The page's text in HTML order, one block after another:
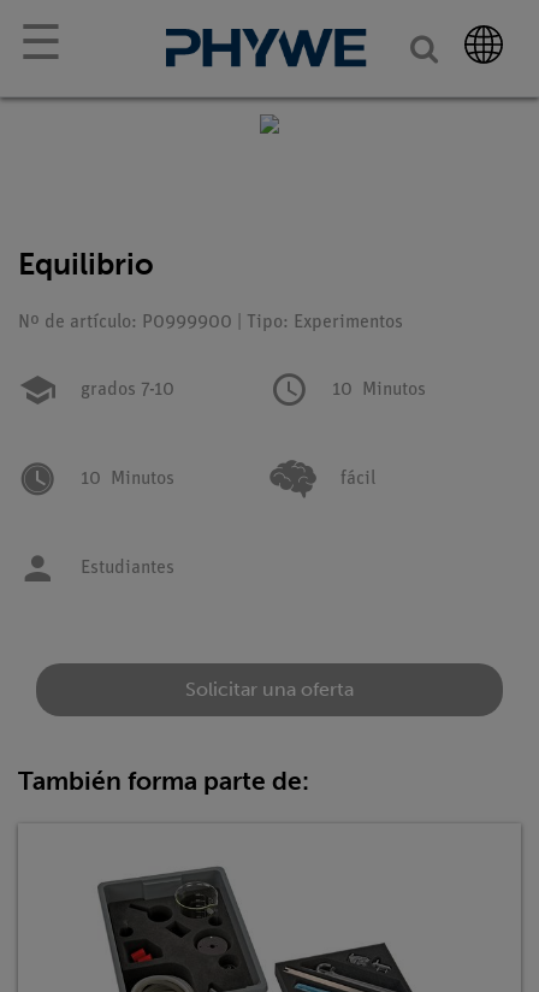
☰
Equilibrio
Nº de artículo: P0999900 | Tipo: Experimentos
grados 7-10 10 Minutos
10 Minutos fácil
Estudiantes
Solicitar una oferta
También forma parte de: